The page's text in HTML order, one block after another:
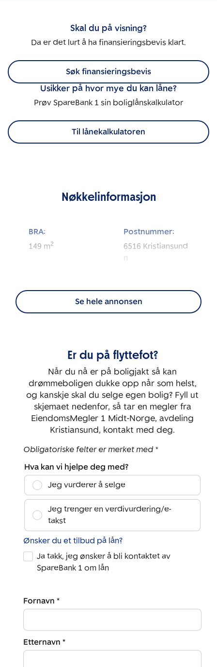
Skal du på visning?
Da er det lurt å ha finansieringsbevis klart.
Søk finansieringsbevis
Usikker på hvor mye du kan låne?
Prøv SpareBank 1 sin boliglånskalkulator
Til lånekalkulatoren
Nøkkelinformasjon
BRA:
149 m2
Postnummer:
6516 Kristiansund
n
2
Soverom:
3
Se hele annonsen
Er du på flyttefot?
Når du nå er på boligjakt så kan
drømmeboligen dukke opp når som helst,
og kanskje skal du selge egen bolig? Fyll ut
skjemaet nedenfor, så tar en megler fra
EiendomsMegler 1 Midt-Norge, avdeling
Kristiansund, kontakt med deg.
Obligatoriske felter er merket med *
Hva kan vi hjelpe deg med?
Jeg vurderer å selge
Jeg trenger en verdivurdering/e-
takst
Ønsker du et tilbud på lån?
Ja takk, jeg ønsker å bli kontaktet av
SpareBank 1 om lån
Fornavn *
Etternavn *